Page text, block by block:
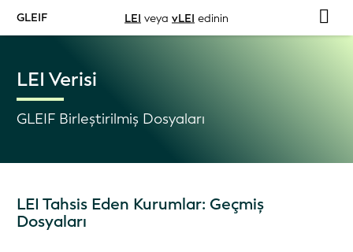
GLEIF LEI veya vLEI edinin
LEI Verisi
GLEIF Birleştirilmiş Dosyaları
LEI Tahsis Eden Kurumlar: Geçmiş
Dosyaları